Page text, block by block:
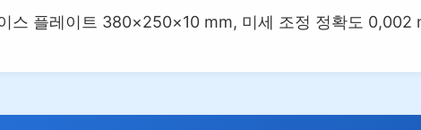
스 플레이트 380×250×10 mm, 미세 조정 정확도 0,002